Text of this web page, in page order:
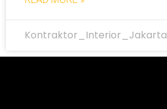
Kontraktor_Interior_Jakarta